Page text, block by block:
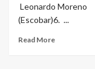
Leonardo Moreno
(Escobar)6. ...
Read More